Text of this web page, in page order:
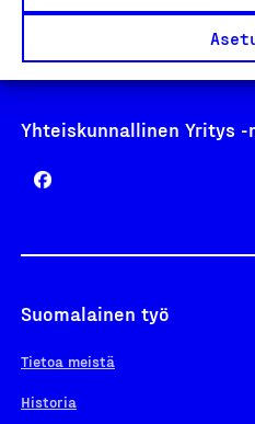
Design From Finland
Yhteiskunnallinen Yritys -
Suomalainen työ
Tietoa meistä
Historia